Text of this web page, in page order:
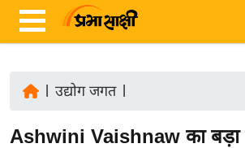
ज़ा
उद्योग जगत|
Ashwini Vaishnaw का बड़ा